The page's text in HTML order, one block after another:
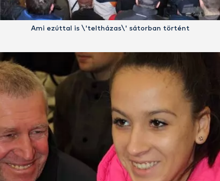
Ami ezúttal is \'teltházas\' sátorban történt